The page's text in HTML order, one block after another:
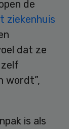
de
ziekenhuis
dat ze
zelf
wordt”,
is als